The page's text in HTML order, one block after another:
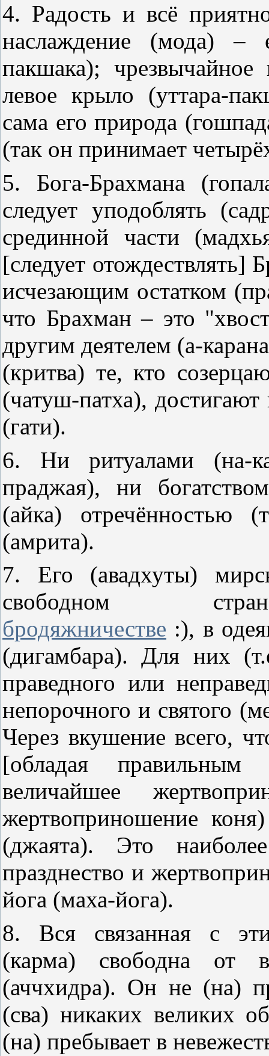
4. Радость и всё
наслаждение (мода) –
пакшака);
левое крыло (уттара-
сама его природа
(так он принимает
5. Бога-Брахмана
следует уподоблять
срединной части
[следует отождествлять]
исчезающим остатком
что Брахман – это
другим деятелем (а-
(критва) те, кто
(чатуш-патха),
(гати).
6. Ни ритуалами (на-
праджая), ни
(айка) отречённостью
(амрита).
7. Его (авадхуты)
свободном
бродяжничестве :), в
(дигамбара). Для них
праведного или
непорочного и святого
Через вкушение всего,
[обладая правильным
величайшее
жертвоприношение
(джаята). Это
празднество и
йога (маха-йога).
8. Вся связанная с
(карма) свободна от
(аччхидра). Он не (на)
(сва) никаких великих
(на) пребывает в